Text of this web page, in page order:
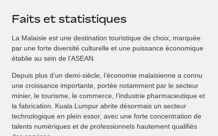
Faits et statistiques
La Malaisie est une destination touristique de choix, marquée
par une forte diversité culturelle et une puissance économique
établie au sein de l’ASEAN.
Depuis plus d’un demi-siècle, l’économie malaisienne a connu
une croissance importante, portée notamment par le secteur
minier, le tourisme, le commerce, l’industrie pharmaceutique et
la fabrication. Kuala Lumpur abrite désormais un secteur
technologique en plein essor, avec une forte concentration de
talents numériques et de professionnels hautement qualifiés